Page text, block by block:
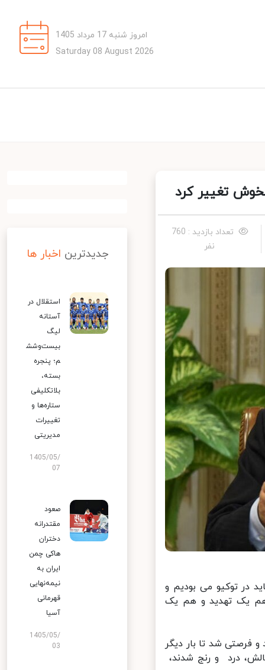
امروز شنبه 17 مرداد 1405
Saturday 08 August 2026
تعداد بازدید : 760
نفر
در توکیو می بودیم و
هم یک تهدید و هم یک
تغییر کرد و فرصتی شد تا بار دیگر
درد و رنج شدند،
جدیدترین اخبار ها
استقلال در
آستانه
لیگ
بیست‌وشش
م؛ پنجره
بسته،
بلاتکلیفی
ستاره‌ها و
تغییرات
مدیریتی
1405/05/
07
صعود
مقتدرانه
دختران
هاکی چمن
ایران به
نیمه‌نهایی
قهرمانی
آسیا
1405/05/
03